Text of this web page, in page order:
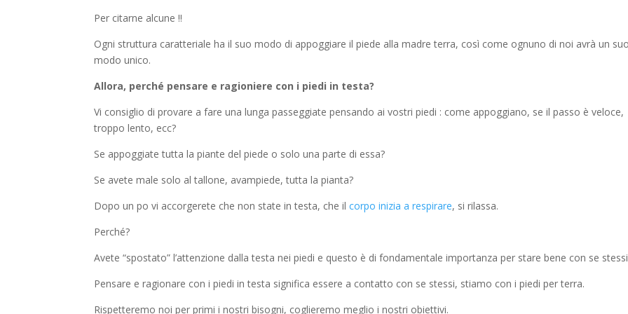
Per citarne alcune !!
Ogni struttura caratteriale ha il suo modo di appoggiare il piede alla madre terra, così come ognuno di noi avrà un
modo unico.
Allora, perché pensare e ragioniere con i piedi in testa?
Vi consiglio di provare a fare una lunga passeggiate pensando ai vostri piedi : come appoggiano, se il passo è veloce,
troppo lento, ecc?
Se appoggiate tutta la piante del piede o solo una parte di essa?
Se avete male solo al tallone, avampiede, tutta la pianta?
Dopo un po vi accorgerete che non state in testa, che ilcorpo inizia a respirare, si rilassa.
Perché?
Avete “spostato” l’attenzione dalla testa nei piedi e questo è di fondamentale importanza per stare bene con se
Pensare e ragionare con i piedi in testa significa essere a contatto con se stessi, stiamo con i piedi per terra.
Rispetteremo noi per primi i nostri bisogni, coglieremo meglio i nostri obiettivi.